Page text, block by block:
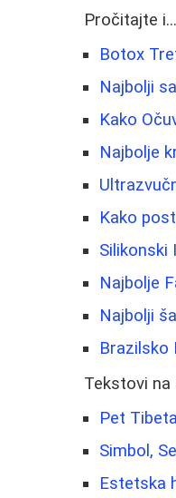
Pročitajte i...
Botox
Najbolji
Kako
Najbolje
Kako
Silikonski
Najbolje
Najbolji
Brazilsko
Tekstovi
Pet
Simbol,
Estetska